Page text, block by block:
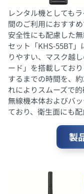
レンタル機としても
間のご利用におすす
安全性にも配慮した
セット「KHS-55BT
りやすい、マスク越
ード」を搭載してお
するまでの時間を、
れによりスムーズで
無線機本体およびバ
ており、衛生面にも配
製